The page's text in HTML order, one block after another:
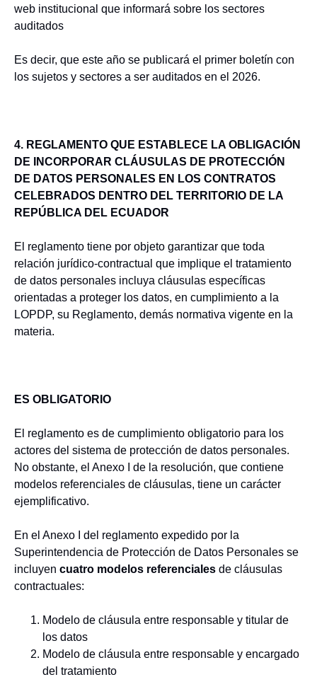
web institucional que informará sobre los sectores
auditados
Es decir, que este año se publicará el primer boletín con
los sujetos y sectores a ser auditados en el 2026.
4. REGLAMENTO QUE ESTABLECE LA OBLIGACIÓN
DE INCORPORAR CLÁUSULAS DE PROTECCIÓN
DE DATOS PERSONALES EN LOS CONTRATOS
CELEBRADOS DENTRO DEL TERRITORIO DE LA
REPÚBLICA DEL ECUADOR
El reglamento tiene por objeto garantizar que toda
relación jurídico-contractual que implique el tratamiento
de datos personales incluya cláusulas específicas
orientadas a proteger los datos, en cumplimiento a la
LOPDP, su Reglamento, demás normativa vigente en la
materia.
ES OBLIGATORIO
El reglamento es de cumplimiento obligatorio para los
actores del sistema de protección de datos personales.
No obstante, el Anexo I de la resolución, que contiene
modelos referenciales de cláusulas, tiene un carácter
ejemplificativo.
En el Anexo I del reglamento expedido por la
Superintendencia de Protección de Datos Personales se
incluyen cuatro modelos referenciales de cláusulas
contractuales:
Modelo de cláusula entre responsable y titular de
los datos
Modelo de cláusula entre responsable y encargado
del tratamiento